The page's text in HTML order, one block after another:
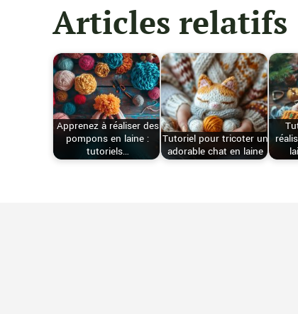
Articles relatifs
Apprenez à réaliser des
pompons en laine :
tutoriels…
Tutoriel pour tricoter un
adorable chat en laine